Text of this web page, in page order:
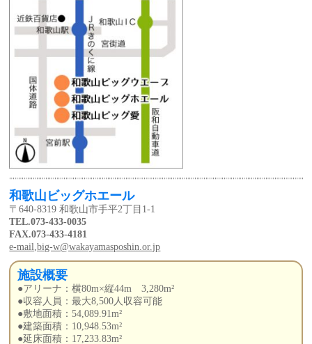
和歌山ビッグホエール
〒640-8319 和歌山市手平2丁目1-1
TEL.073-433-0035
FAX.073-433-4181
e-mail,big-w@wakayamasposhin.or.jp
施設概要
●アリーナ：横80m×縦44m 3,280m²
●収容人員：最大8,500人収容可能
●敷地面積：54,089.91m²
●建築面積：10,948.53m²
●延床面積：17,233.83m²